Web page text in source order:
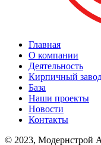
Главная
О компании
Деятельность
Кирпичный
База
Наши проекты
Новости
Контакты
© 2023, Модернстрой